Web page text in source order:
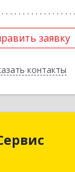
заявку
контакты
край,